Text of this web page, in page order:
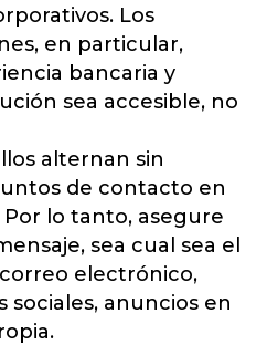
Los
en particular,
bancaria y
sea accesible, no
alternan sin
de contacto en
Por lo tanto, asegure
sea cual sea el
electrónico,
anuncios en